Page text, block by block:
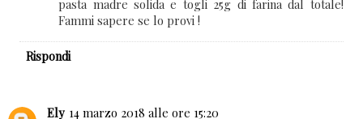
pasta madre solida e togli 25g di farina dal totale!
Fammi sapere se lo provi !
Rispondi
Ely 14 marzo 2018 alle ore 15:20